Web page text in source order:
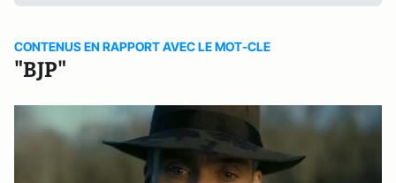
CONTENUS EN RAPPORT AVEC LE MOT-CLE
"BJP"